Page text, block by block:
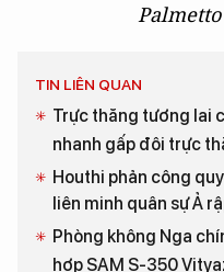
TIN LIÊN QUAN
Trực thăng tương lai
nhanh gấp đôi trực
Houthi phản công
liên minh quân sự Ả
Phòng không Nga
hợp SAM S-350